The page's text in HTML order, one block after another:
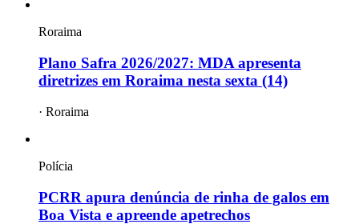
Roraima
Plano Safra 2026/2027: MDA apresenta
diretrizes em Roraima nesta sexta (14)
· Roraima
Polícia
PCRR apura denúncia de rinha de galos em
Boa Vista e apreende apetrechos